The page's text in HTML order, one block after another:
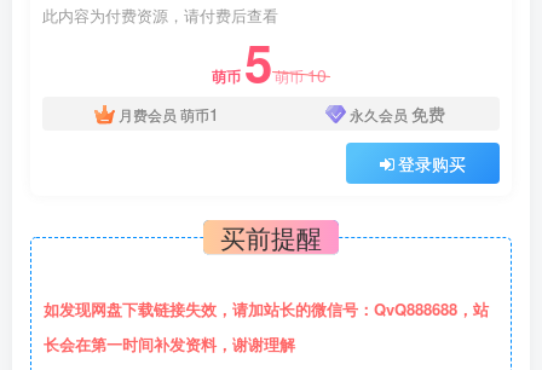
此内容为付费资源，请付费后查看
萌币 5萌币10
月费会员 萌币1 永久会员 免费
登录购买
买前提醒
如发现网盘下载链接失效，请加站长的微信号：QvQ888688，站
长会在第一时间补发资料，谢谢理解